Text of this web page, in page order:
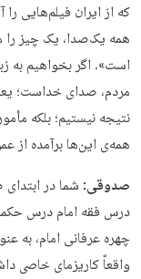
که از ایران فیلم‌هایی
همه یک‌صدا، یک چیز را
است». اگر بخواهیم به
مردم، صدای خداست؛
نتیجه نیستیم؛ بلکه
همه‌ی این‌ها برآمده از
صدوقی: شما در
درس فقه امام درس
چهره عرفانی امام، به
واقعاً کاریزمای خاصی